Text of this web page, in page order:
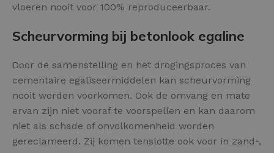
vloeren nooit voor 100% reproduceerbaar.
Scheurvorming bij betonlook egaline
Door de samenstelling en het drogingsproces van
cementaire egaliseermiddelen kan scheurvorming
nooit worden voorkomen. Ook de omvang en mate
ervan zijn niet vooraf te voorspellen en kan daarom
niet als schade of onvolkomenheid worden
gereclameerd. Zij komen tenslotte ook voor in zand-,